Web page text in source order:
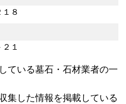
８
１
ている墓石・石材業者の一
集した情報を掲載している